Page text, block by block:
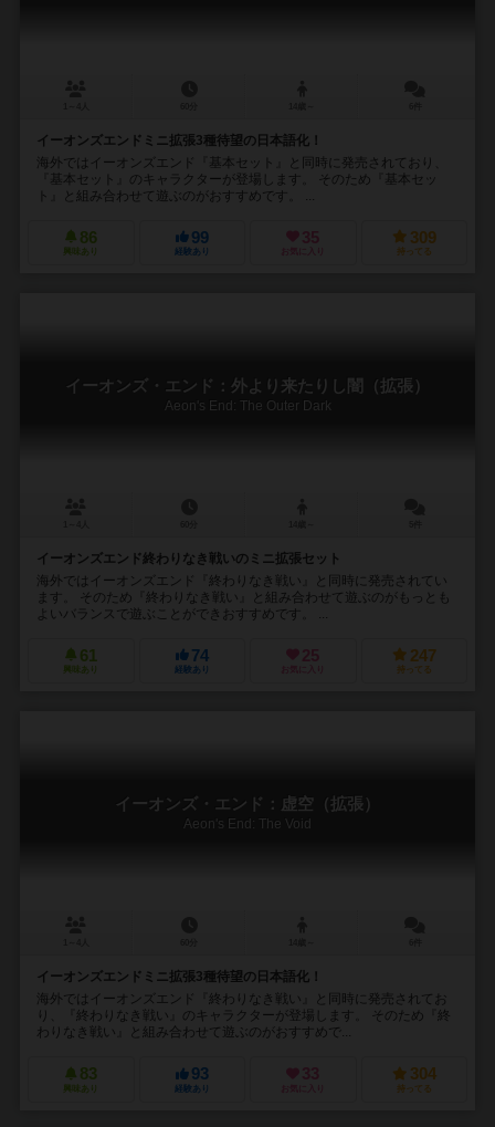
イーオンズエンドミニ拡張3種待望の日本語化！
海外ではイーオンズエンド『基本セット』と同時に発売されており、
『基本セット』のキャラクターが登場します。 そのため『基本セッ
ト』と組み合わせて遊ぶのがおすすめです。 ...
86
興味あり
99
経験あり
35
お気に入り
309
持ってる
イーオンズ・エンド：外より来たりし闇（拡張）
Aeon's End: The Outer Dark
イーオンズエンド終わりなき戦いのミニ拡張セット
海外ではイーオンズエンド『終わりなき戦い』と同時に発売されてい
ます。 そのため『終わりなき戦い』と組み合わせて遊ぶのがもっとも
よいバランスで遊ぶことができおすすめです。 ...
61
興味あり
74
経験あり
25
お気に入り
247
持ってる
イーオンズ・エンド：虚空（拡張）
Aeon's End: The Void
イーオンズエンドミニ拡張3種待望の日本語化！
海外ではイーオンズエンド『終わりなき戦い』と同時に発売されてお
り、『終わりなき戦い』のキャラクターが登場します。 そのため『終
わりなき戦い』と組み合わせて遊ぶのがおすすめで...
83
興味あり
93
経験あり
33
お気に入り
304
持ってる